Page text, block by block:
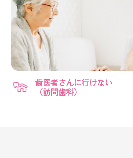
歯医者さんに行けない
（訪問歯科）